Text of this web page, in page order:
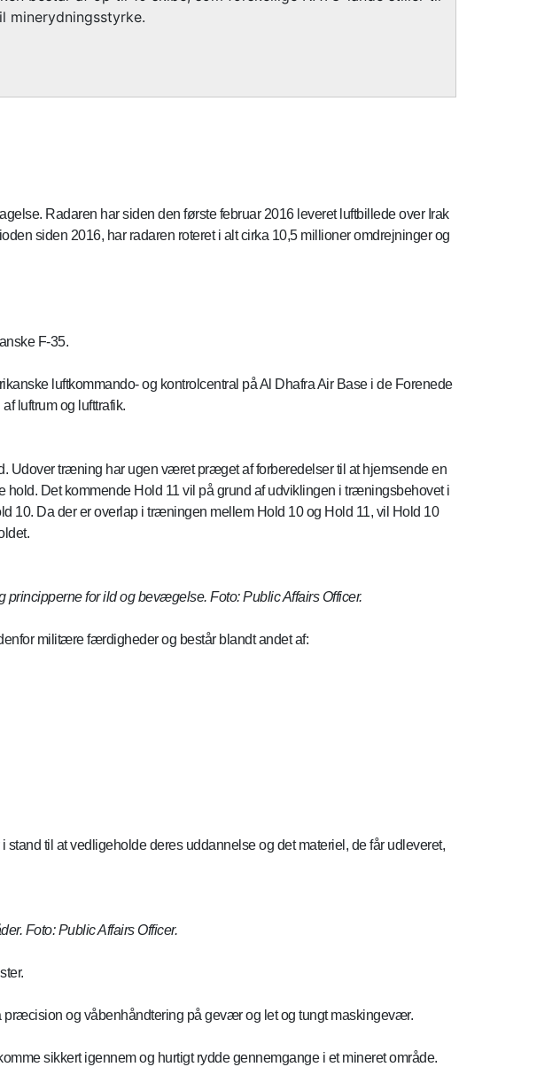
minerydningsstyrke.
Radaren har siden den første februar 2016 leveret luftbillede over Irak
siden 2016, har radaren roteret i alt cirka 10,5 millioner omdrejninger og
F-35.
luftkommando- og kontrolcentral på Al Dhafra Air Base i de Forenede
luftrum og lufttrafik.
Udover træning har ugen været præget af forberedelser til at hjemsende en
Det kommende Hold 11 vil på grund af udviklingen i træningsbehovet i
10. Da der er overlap i træningen mellem Hold 10 og Hold 11, vil Hold 10
for ild og bevægelse. Foto: Public Affairs Officer.
militære færdigheder og består blandt andet af:
til at vedligeholde deres uddannelse og det materiel, de får udleveret,
Foto: Public Affairs Officer.
og våbenhåndtering på gevær og let og tungt maskingevær.
sikkert igennem og hurtigt rydde gennemgange i et mineret område.